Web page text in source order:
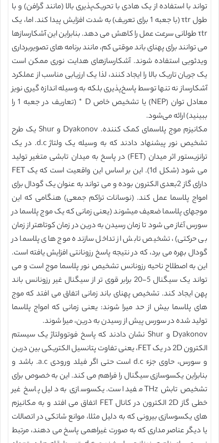
تواند با استفاده از یک هادی با تحریک‌پذیری بالا (مانند گرافن) و با
طول τtr (با جعبه 1 برای تعریف) به شدت افزایش پیدا کند. اما، یک
τtr طولانی سرعت عمل را کاهش می دهد. بنابراین این آشکارسازها
می توانند برای پهنای باند موقتی کم، مانند برنامه های تصویربرداری
ویدئویی استفاده شوند. آشکارسازهای هدایت نوری ممکن است
یک جریان تاریک بالا را ایجاد کنند، لذا یک ارزیابی مناسب از عملکرد
آشکارساز نه تنها توسط پاسخ‌پذیری بلکه به وسیله اندازه گیری نویز
معادل توان (NEP) یا تشخیص خاص D * (تعاریف در جعبه 1 را
ببینید) ارائه می‌شود.
مکانیزم موج پلاسمای کمک کننده. Dyakonov و Shur یک طرح
تشخیص نور پیشنهاد دادند که به وسیله یک ولتاژ d.c. در یک
ترانزیستور اثر میدان (FET) در پاسخ به میدان تابشی متغیر تولید
می شود (شکل 1d). این بر اساس این واقعیت است که یک FET
دارای گاز 2بعدی الکترون بوده و می تواند به عنوان یک گودال برای
امواج پلاسما عمل کند. (نوسانات تراکم جمعی) هنگامی که این
موجهای پلاسما ضعیف میشوند (یعنی زمانی که یک موج پلاسما در
سورس آغاز می شود تا زمان رسیدن به درین در زمان کوتاهتر از زمان
بی حرکتی)، تشخیص تابش از تداخل سازنده موج های پلاسما در
گودال بهره می برد، که در نتیجه پاسخ رزونانتی افزایش یافته است.
این به اصطلاح ناحیه رزونانس تشخیص نور پلاسما موج است و می
تواند یک سیگنال 5-20 برابر قوی تر از سیگنال غیر رزونانس باند
پهن ایجاد کند. تشخیص پهنای باند زمانی اتفاق می افتد که موج
های پلاسما بیش از حد میرا شوند: یعنی زمانی که امواج پلاسما
تولید شده در سورس پیش از رسیدن به درین، میرا شوند.
Dyakonov و Shur نشان دادند که پاسخ فوتوولتاژ یک سیستم
الکترون 2D در یک FET، یعنی تفاوت پتانسیل الکتریکی بین درین
و سورس، حاوی جزء d.c است حتی اگر فیلد ورودی a.c. باشد و
بنابراین یکسوسازی سیگنال را فراهم می کند. این به خصوص برای
تشخیص تابش THz مفید است. یکسوسازی به دلیل پاسخ غیر
خطی گاز 2D الکترون در کانال FET اتفاق می افتد و به مکانیزم
های یکسوسازی بیرونی که به دلیل مثلا، موانع شاتکی در اتصالات
یا دیگر عناصر مداری که به صورت غیراهمی پاسخ می دهند، مرتبط